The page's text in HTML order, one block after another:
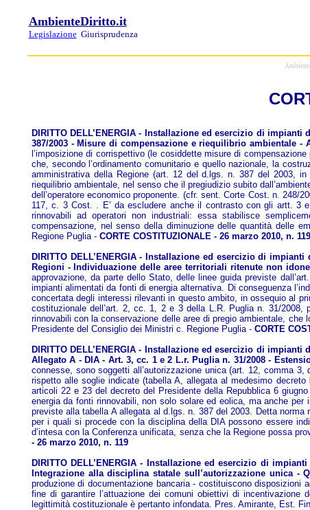
AmbienteDiritto.it
Legislazione Giurisprudenza
DIRITTO DELL’ENERGIA - Installazione ed esercizio di
387/2003 - Misure di compensazione e riequilibrio ambientale
l’imposizione di corrispettivo (le cosiddette misure di
che, secondo l’ordinamento comunitario e quello nazionale, la
amministrativa della Regione (art. 12 del d.lgs. n. 387 del 2003,
riequilibrio ambientale, nel senso che il pregiudizio subito
dell’operatore economico proponente. (cfr. sent. Corte Cost. n. 248/
117, c. 3 Cost. . E’ da escludere anche il contrasto con gli artt. 3
rinnovabili ad operatori non industriali: essa stabilisce
compensazione, nel senso della diminuzione delle quantità delle
Regione Puglia - CORTE COSTITUZIONALE - 26 marzo 2010, n. 119
DIRITTO DELL’ENERGIA - Installazione ed esercizio di
Regioni - Individuazione delle aree territoriali ritenute non
approvazione, da parte dello Stato, delle linee guida previste
impianti alimentati da fonti di energia alternativa. Di conseguenza
concertata degli interessi rilevanti in questo ambito, in ossequio al
costituzionale dell’art. 2, cc. 1, 2 e 3 della L.R. Puglia n. 31/2008,
rinnovabili con la conservazione delle aree di pregio ambientale,
Presidente del Consiglio dei Ministri c. Regione Puglia -CORTE
DIRITTO DELL’ENERGIA - Installazione ed esercizio di
Allegato A - DIA - Art. 3, cc. 1 e 2 L.r. Puglia n. 31/2008 -
connesse, sono soggetti all’autorizzazione unica (art. 12, comma
rispetto alle soglie indicate (tabella A, allegata al medesimo
articoli 22 e 23 del decreto del Presidente della Repubblica 6
energia da fonti rinnovabili, non solo solare ed eolica, ma anche
previste alla tabella A allegata al d.lgs. n. 387 del 2003. Detta
per i quali si procede con la disciplina della DIA possono essere
d’intesa con la Conferenza unificata, senza che la Regione possa
- 26 marzo 2010, n. 119
DIRITTO DELL’ENERGIA - Installazione ed esercizio di
Integrazione alla disciplina statale sull’autorizzazione unica
produzione di documentazione bancaria - costituiscono disposizioni
fine di garantire l’attuazione dei comuni obiettivi di incentivazione
legittimità costituzionale è pertanto infondata. Pres. Amirante, Est.